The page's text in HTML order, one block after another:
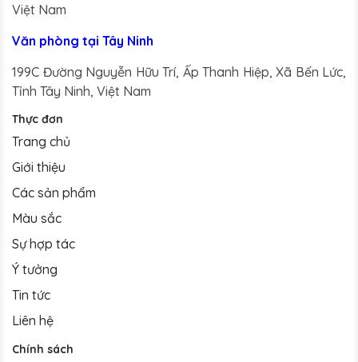
Việt Nam
Văn phòng tại Tây Ninh
199C Đường Nguyễn Hữu Trí, Ấp Thanh Hiệp, Xã Bến Lức,
Tỉnh Tây Ninh, Việt Nam
Thực đơn
Trang chủ
Giới thiệu
Các sản phẩm
Màu sắc
Sự hợp tác
Ý tưởng
Tin tức
Liên hệ
Chính sách